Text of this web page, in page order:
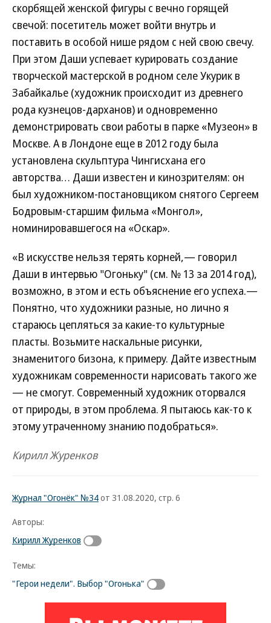
скорбящей женской фигуры с вечно горящей
свечой: посетитель может войти внутрь и
поставить в особой нише рядом с ней свою свечу.
При этом Даши успевает курировать создание
творческой мастерской в родном селе Укурик в
Забайкалье (художник происходит из древнего
рода кузнецов-дарханов) и одновременно
демонстрировать свои работы в парке «Музеон» в
Москве. А в Лондоне еще в 2012 году была
установлена скульптура Чингисхана его
авторства… Даши известен и кинозрителям: он
был художником-постановщиком снятого Сергеем
Бодровым-старшим фильма «Монгол»,
номинировавшегося на «Оскар».
«В искусстве нельзя терять корней,— говорил
Даши в интервью "Огоньку" (см. № 13 за 2014 год),
возможно, в этом и есть объяснение его успеха.—
Понятно, что художники разные, но лично я
стараюсь цепляться за какие-то культурные
пласты. Возьмите наскальные рисунки,
знаменитого бизона, к примеру. Дайте известным
художникам современности нарисовать такого же
— не смогут. Современный художник оторвался
от природы, в этом проблема. Я пытаюсь как-то к
этому утраченному знанию подобраться».
Кирилл Журенков
Журнал "Огонёк" №34от 31.08.2020, стр. 6
Авторы:
Кирилл Журенков
Темы:
"Герои недели". Выбор "Огонька"